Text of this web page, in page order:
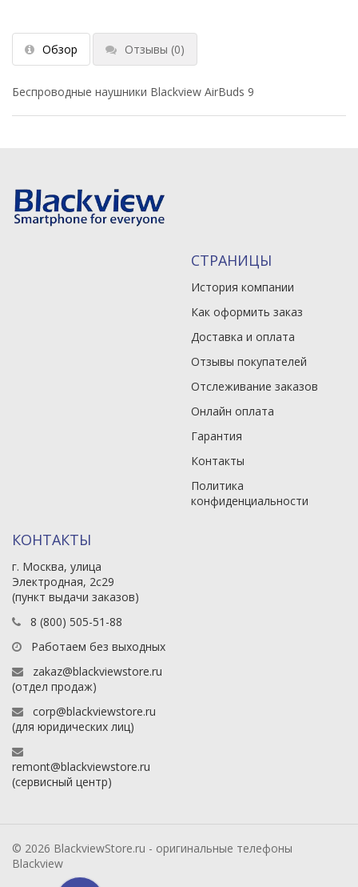
Обзор Отзывы (0)
Беспроводные наушники Blackview AirBuds 9
СТРАНИЦЫ
История компании
Как оформить заказ
Доставка и оплата
Отзывы покупателей
Отслеживание заказов
Онлайн оплата
Гарантия
Контакты
Политика
конфиденциальности
КОНТАКТЫ
г. Москва, улица
Электродная, 2с29
(пункт выдачи заказов)
8 (800) 505-51-88
Работаем без выходных
zakaz@blackviewstore.ru
(отдел продаж)
corp@blackviewstore.ru
(для юридических лиц)
remont@blackviewstore.ru
(сервисный центр)
© 2026 BlackviewStore.ru - оригинальные телефоны
Blackview